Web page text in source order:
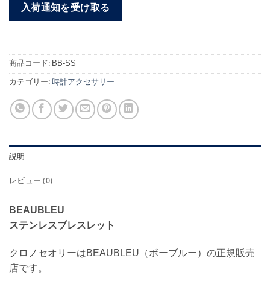
入荷通知を受け取る
商品コード:BB-SS
カテゴリー:時計アクセサリー
説明
レビュー (0)
BEAUBLEU
ステンレスブレスレット
クロノセオリーはBEAUBLEU（ボーブルー）の正規販売
店です。